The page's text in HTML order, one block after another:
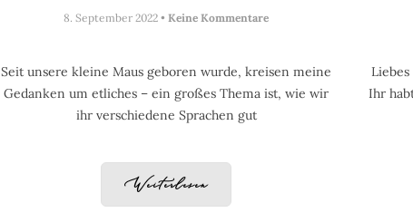
8. September 2022 • Keine Kommentare
Seit unsere kleine Maus geboren wurde, kreisen meine
Gedanken um etliches – ein großes Thema ist, wie wir
ihr verschiedene Sprachen gut
Weiterlesen
Ihr